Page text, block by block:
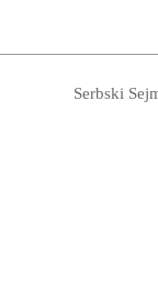
Serbski